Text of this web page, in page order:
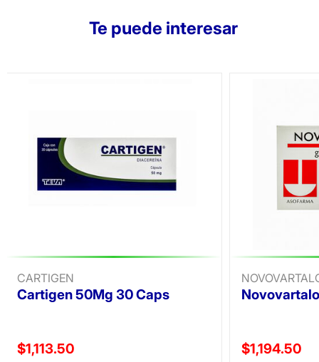
Te puede interesar
CARTIGEN
Cartigen 50Mg 30 Caps
Precio reducido de
$1,113.50 Precio
$1,194.50